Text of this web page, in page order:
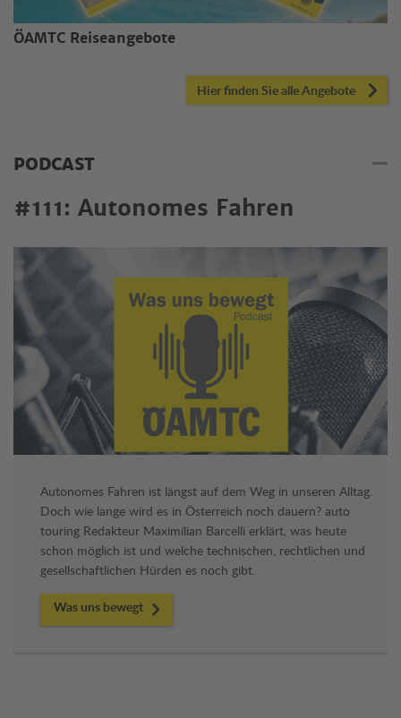
ÖAMTC Reiseangebote
Hier finden Sie alle Angebote
PODCAST
#111: Autonomes Fahren
Autonomes Fahren ist längst auf dem Weg in unseren Alltag.
Doch wie lange wird es in Österreich noch dauern? auto
touring Redakteur Maximilian Barcelli erklärt, was heute
schon möglich ist und welche technischen, rechtlichen und
gesellschaftlichen Hürden es noch gibt.
Was uns bewegt